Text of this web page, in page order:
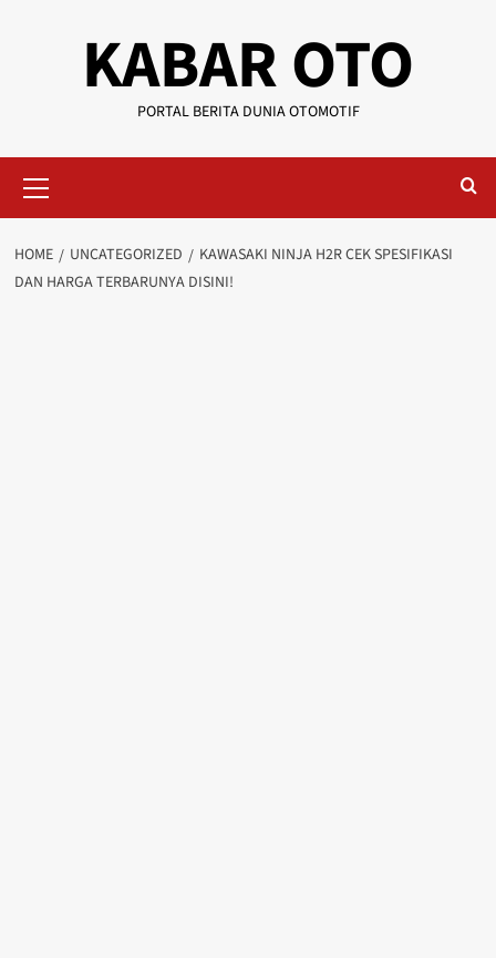
KABAR OTO
PORTAL BERITA DUNIA OTOMOTIF
HOME UNCATEGORIZED
KAWASAKI NINJA H2R CEK SPESIFIKASI
DAN HARGA TERBARUNYA DISINI!